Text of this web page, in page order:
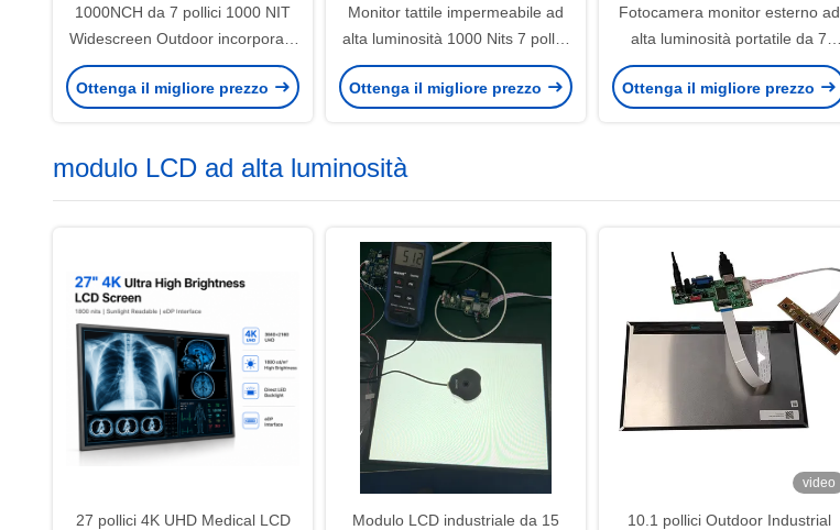
1000NCH da 7 pollici 1000 NIT
Widescreen Outdoor incorporato
incorporato G+G Capacitivo
Monitoraggio tocco a 10 punti
Ottenga il migliore prezzo
Monitor tattile impermeabile ad
alta luminosità 1000 Nits 7 pollici
16:9
Ottenga il migliore prezzo
Fotocamera monitor esterno ad
alta luminosità portatile da 7
pollici in alluminio 1080P
Ottenga il migliore prezzo
modulo LCD ad alta luminosità
27 pollici 4K UHD Medical LCD
Modulo LCD industriale da 15
video
10.1 pollici Outdoor Industrial